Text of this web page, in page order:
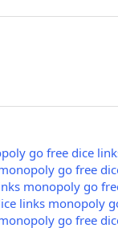
go free dice
go free
monopoly go
links monopoly
go free